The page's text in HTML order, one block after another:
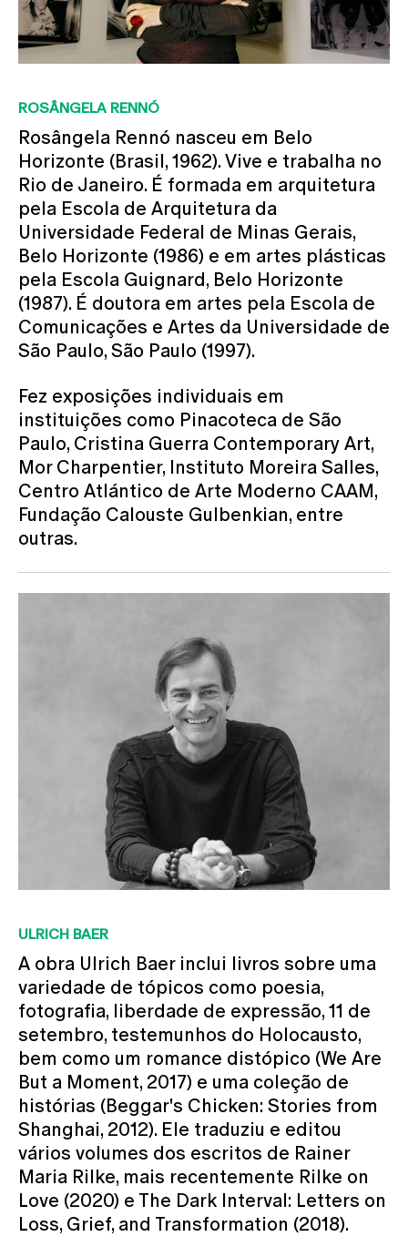
ROSÂNGELA RENNÓ
Rosângela Rennó nasceu em Belo
Horizonte (Brasil, 1962). Vive e trabalha no
Rio de Janeiro. É formada em arquitetura
pela Escola de Arquitetura da
Universidade Federal de Minas Gerais,
Belo Horizonte (1986) e em artes plásticas
pela Escola Guignard, Belo Horizonte
(1987). É doutora em artes pela Escola de
Comunicações e Artes da Universidade de
São Paulo, São Paulo (1997).
Fez exposições individuais em
instituições como Pinacoteca de São
Paulo, Cristina Guerra Contemporary Art,
Mor Charpentier, Instituto Moreira Salles,
Centro Atlántico de Arte Moderno CAAM,
Fundação Calouste Gulbenkian, entre
outras.
ULRICH BAER
A obra Ulrich Baer inclui livros sobre uma
variedade de tópicos como poesia,
fotografia, liberdade de expressão, 11 de
setembro, testemunhos do Holocausto,
bem como um romance distópico (We Are
But a Moment, 2017) e uma coleção de
histórias (Beggar's Chicken: Stories from
Shanghai, 2012). Ele traduziu e editou
vários volumes dos escritos de Rainer
Maria Rilke, mais recentemente Rilke on
Love (2020) e The Dark Interval: Letters on
Loss, Grief, and Transformation (2018).